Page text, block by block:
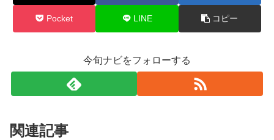
Pocket LINE コピー
今旬ナビをフォローする
関連記事